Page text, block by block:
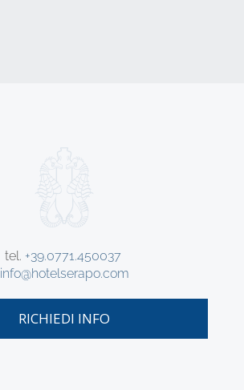
tel. +39.0771.450037
info@hotelserapo.com
RICHIEDI INFO